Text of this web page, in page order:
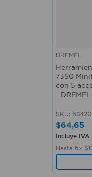
DREMEL
7350
con 5
- DREMEL
SKU:
$64,65
Incluye IVA
Hasta 6x $